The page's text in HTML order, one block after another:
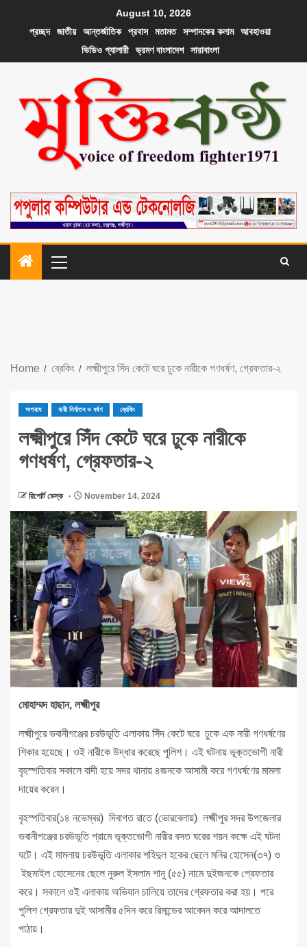
August 10, 2026
প্রচ্ছদ
জাতীয় আন্তর্জাতিক প্রবাস মতামত সম্পাদকের কলাম
আবহাওয়া
ভিডিও গ্যালারী
ভ্রমণ বাংলাদেশ সারাবাংলা
Home ব্রেকিং লক্ষ্মীপুরে সিঁদ কেটে ঘরে ঢুকে নারীকে গণধর্ষণ, গ্রেফতার-২
অপরাধ নারী নির্যাতন ও ধর্ষণ ব্রেকিং
লক্ষ্মীপুরে সিঁদ কেটে ঘরে ঢুকে নারীকে
গণধর্ষণ, গ্রেফতার-২
রিপোর্ট ডেস্ক November 14, 2024
মোহাম্মদ হাছান, লক্ষ্মীপুর
লক্ষ্মীপুরে ভবানীগঞ্জের চরউভূতি এলাকায় সিঁদ কেটে ঘরে ঢুকে এক নারী গণধর্ষণের
শিকার হয়েছে। ওই নারীকে উদ্ধার করেছে পুলিশ। এই ঘটনায় ভূক্তভোগী নারী
বৃহস্পতিবার সকালে বাদী হয়ে সদর থানায় ৪জনকে আসামী করে গণধর্ষণের মামলা
দায়ের করেন।
বৃহস্পতিবার(১৪ নভেম্বর) দিবাগত রাতে (ভোরবেলায়) লক্ষ্মীপুর সদর উপজেলার
ভবানীগঞ্জের চরউভূতি গ্রামে ভূক্তভোগী নারীর বসত ঘরের শয়ন কক্ষে এই ঘটনা
ঘটে। এই মামলায় চরউভূতি এলাকার শহিদুল হকের ছেলে মনির হোসেন(৩৭) ও
ইছমাইল হোসেনের ছেলে নুরুল ইসলাম শানু (৫৫) নামে দুইজনকে গ্রেফতার
করে। সকালে ওই এলাকায় অভিযান চালিয়ে তাদের গ্রেফতার করা হয়। পরে
পুলিশ গ্রেফতার দুই আসামীর ৫দিন করে রিমান্ডের আবেদন করে আদালতে
পাঠায়।